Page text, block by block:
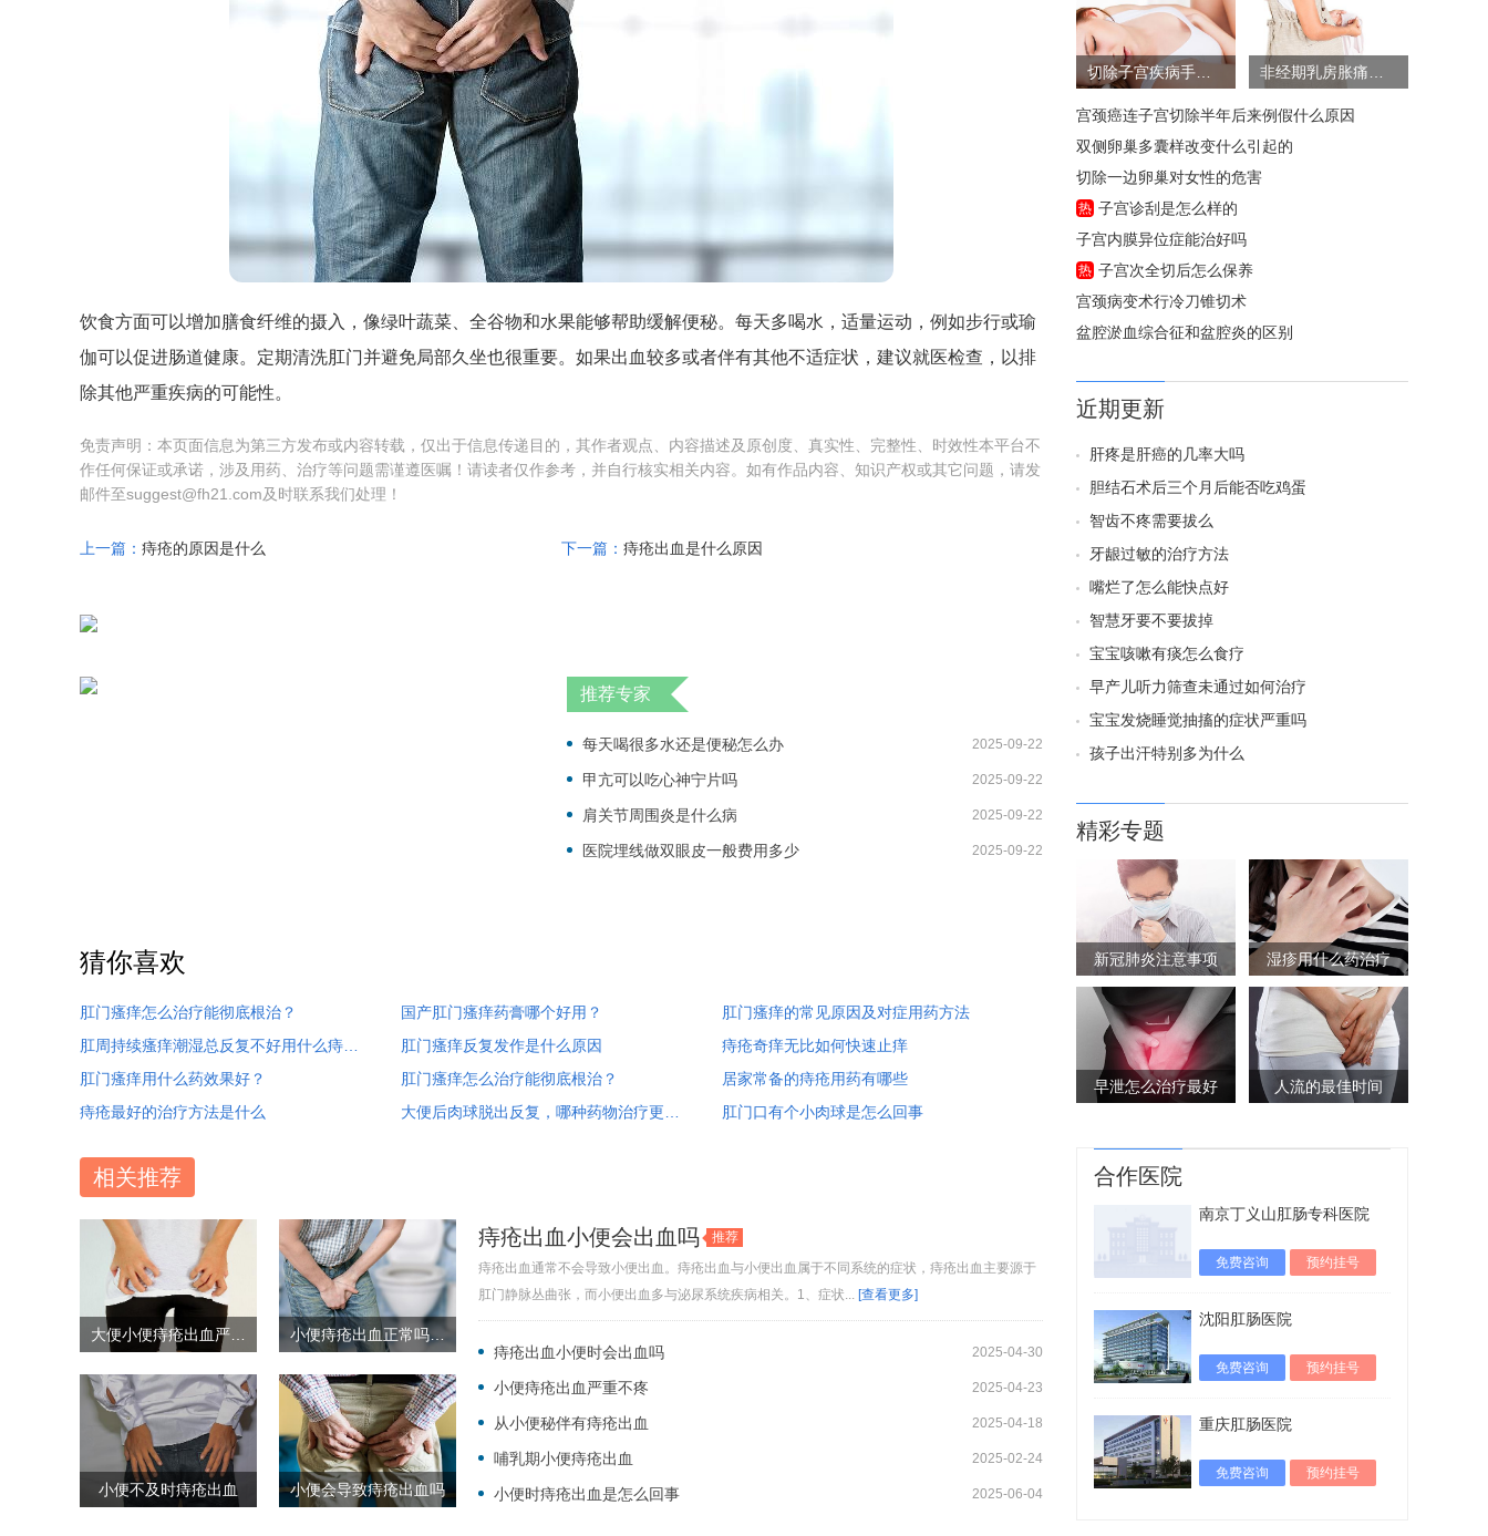
饮食方面可以增加膳食纤维的摄入，像绿叶蔬菜、全谷物和水果能够帮助缓解便秘。每天多喝水，适量运动，例如步行或瑜
伽可以促进肠道健康。定期清洗肛门并避免局部久坐也很重要。如果出血较多或者伴有其他不适症状，建议就医检查，以排
除其他严重疾病的可能性。
免责声明：本页面信息为第三方发布或内容转载，仅出于信息传递目的，其作者观点、内容描述及原创度、真实性、完整性、时效性本平台不
作任何保证或承诺，涉及用药、治疗等问题需谨遵医嘱！请读者仅作参考，并自行核实相关内容。如有作品内容、知识产权或其它问题，请发
邮件至suggest@fh21.com及时联系我们处理！
上一篇： 痔疮的原因是什么 下一篇： 痔疮出血是什么原因
推荐专家
每天喝很多水还是便秘怎么办 2025-09-22
甲亢可以吃心神宁片吗 2025-09-22
肩关节周围炎是什么病 2025-09-22
医院埋线做双眼皮一般费用多少 2025-09-22
猜你喜欢
肛门瘙痒怎么治疗能彻底根治？ 国产肛门瘙痒药膏哪个好用？
肛门瘙痒的常见原因及对症用药方法
肛门瘙痒反复发作是什么原因
痔疮奇痒无比如何快速止痒
肛门瘙痒用什么药效果好？
肛门瘙痒怎么治疗能彻底根治？
居家常备的痔疮用药有哪些
痔疮最好的治疗方法是什么
肛门口有个小肉球是怎么回事
相关推荐
小便痔疮出血正常吗男性
小便不及时痔疮出血 小便会导致痔疮出血吗
痔疮出血小便会出血吗
推荐
痔疮出血通常不会导致小便出血。痔疮出血与小便出血属于不同系统的症状，痔疮出血主要源于
肛门静脉丛曲张，而小便出血多与泌尿系统疾病相关。1、症状... [查看更多]
痔疮出血小便时会出血吗 2025-04-30
小便痔疮出血严重不疼 2025-04-23
从小便秘伴有痔疮出血 2025-04-18
哺乳期小便痔疮出血 2025-02-24
小便时痔疮出血是怎么回事 2025-06-04
切除子宫疾病手术风险大吗 非经期乳房胀痛的原因
宫颈癌连子宫切除半年后来例假什么原因
双侧卵巢多囊样改变什么引起的
切除一边卵巢对女性的危害
热 子宫诊刮是怎么样的
子宫内膜异位症能治好吗
热 子宫次全切后怎么保养
宫颈病变术行冷刀锥切术
盆腔淤血综合征和盆腔炎的区别
近期更新
肝疼是肝癌的几率大吗
胆结石术后三个月后能否吃鸡蛋
智齿不疼需要拔么
牙龈过敏的治疗方法
嘴烂了怎么能快点好
智慧牙要不要拔掉
宝宝咳嗽有痰怎么食疗
早产儿听力筛查未通过如何治疗
宝宝发烧睡觉抽搐的症状严重吗
孩子出汗特别多为什么
精彩专题
新冠肺炎注意事项 湿疹用什么药治疗
早泄怎么治疗最好 人流的最佳时间
合作医院
南京丁义山肛肠专科医院
免费咨询 预约挂号
沈阳肛肠医院
免费咨询 预约挂号
重庆肛肠医院
免费咨询 预约挂号